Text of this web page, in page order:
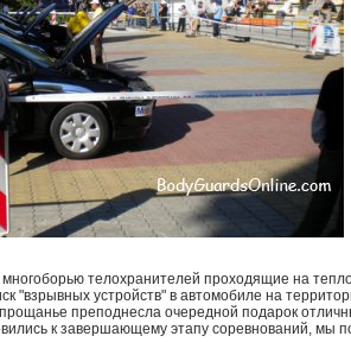
телохранителей проходящие на
"взрывных устройств" в автомобиле на
преподнесла очередной подарок
к завершающему этапу соревнований, мы